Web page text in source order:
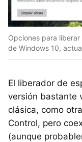
Opciones para
de Windows 10,
El liberador de
versión bastante
clásica, como
Control, pero
(aunque